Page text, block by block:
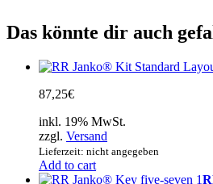
Das könnte dir auch
87,25€
inkl. 19% MwSt.
zzgl. Versand
Lieferzeit: nicht angegeben
Add to cart